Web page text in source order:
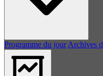
Programme du jour Archives